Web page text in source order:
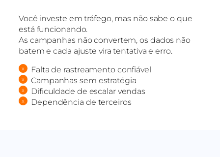
Você investe em tráfego, mas não sabe o que
está funcionando.
As campanhas não convertem, os dados não
batem e cada ajuste vira tentativa e erro.
Falta de rastreamento confiável
Campanhas sem estratégia
Dificuldade de escalar vendas
Dependência de terceiros